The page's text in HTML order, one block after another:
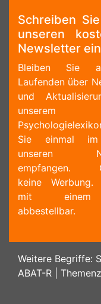
Schreiben
unseren
Newsletter
Bleiben Sie
Laufenden über
und
unserem
Sie einmal im
unseren
empfangen.
keine Werbung.
mit
abbestellbar.
Weitere Begriffe:
ABAT-R